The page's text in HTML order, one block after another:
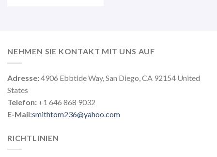
NEHMEN SIE KONTAKT MIT UNS AUF
Adresse:4906 Ebbtide Way, San Diego, CA 92154 United
States
Telefon: +1 646 868 9032
E-Mail:smithtom236@yahoo.com
RICHTLINIEN